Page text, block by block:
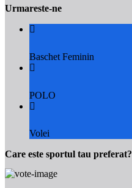
Urmareste-ne
Baschet Feminin
POLO
Volei
Care este sportul tau preferat?